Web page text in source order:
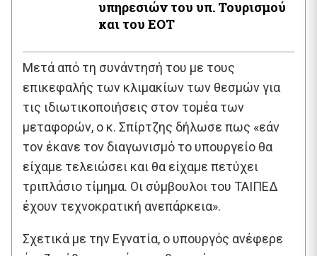
υπηρεσιών του υπ. Τουρισμού
και του ΕΟΤ
Μετά από τη συνάντησή του με τους
επικεφαλής των κλιμακίων των θεσμών για
τις ιδιωτικοποιήσεις στον τομέα των
μεταφορών, ο κ. Σπίρτζης δήλωσε πως «εάν
τον έκανε τον διαγωνισμό το υπουργείο θα
είχαμε τελειώσει και θα είχαμε πετύχει
τριπλάσιο τίμημα. Οι σύμβουλοι του ΤΑΙΠΕΔ
έχουν τεχνοκρατική ανεπάρκεια».
Σχετικά με την Εγνατία, ο υπουργός ανέφερε